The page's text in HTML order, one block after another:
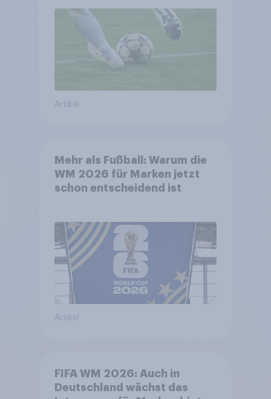
Artikel
Mehr als Fußball: Warum die
WM 2026 für Marken jetzt
schon entscheidend ist
Artikel
FIFA WM 2026: Auch in
Deutschland wächst das